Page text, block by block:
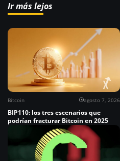
Ir más lejos
Bitcoin agosto 7, 2026
BIP110: los tres escenarios que
podrían fracturar Bitcoin en 2025